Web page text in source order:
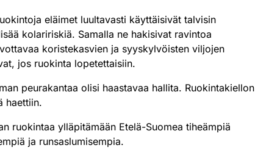
eläimet luultavasti käyttäisivät talvisin
kolaririskiä. Samalla ne hakisivat ravintoa
koristekasvien ja syyskylvöisten viljojen
jos ruokinta lopetettaisiin.
peurakantaa olisi haastavaa hallita. Ruokintakiellon
haettiin.
ruokintaa ylläpitämään Etelä-Suomea tiheämpiä
ja runsaslumisempia.